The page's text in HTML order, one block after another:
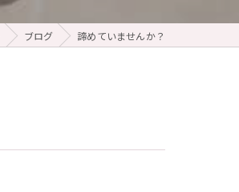
ブログ 諦めていませんか？